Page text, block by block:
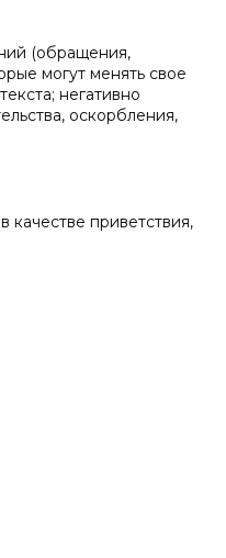
(обращения,
могут менять свое
негативно
оскорбления,
качестве приветствия,